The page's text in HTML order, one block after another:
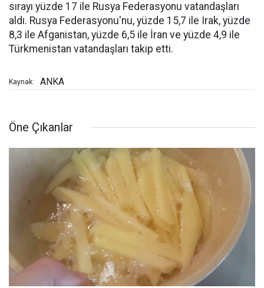
sırayı yüzde 17 ile Rusya Federasyonu vatandaşları
aldı. Rusya Federasyonu'nu, yüzde 15,7 ile Irak, yüzde
8,3 ile Afganistan, yüzde 6,5 ile İran ve yüzde 4,9 ile
Türkmenistan vatandaşları takip etti.
Kaynak: ANKA
Öne Çıkanlar